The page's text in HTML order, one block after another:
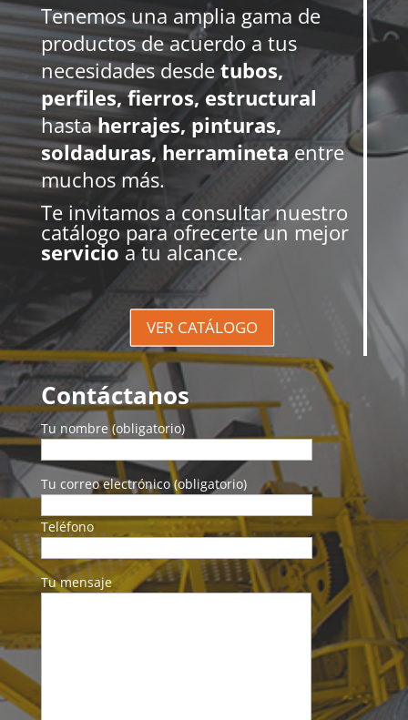
Tenemos una amplia gama de
productos de acuerdo a tus
necesidades desdetubos,
perfiles, fierros, estructural
hastaherrajes, pinturas,
soldaduras, herraminetaentre
muchos más.
Te invitamos a consultar nuestro
catálogo para ofrecerte un mejor
servicio a tu alcance.
VER CATÁLOGO
Contáctanos
Tu nombre (obligatorio)
Tu correo electrónico (obligatorio)
Teléfono
Tu mensaje